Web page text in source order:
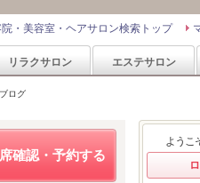
・美容室・ヘアサロン検索トップ
リラクサロン エステサロン
ブログ
確認・予約する
ようこ